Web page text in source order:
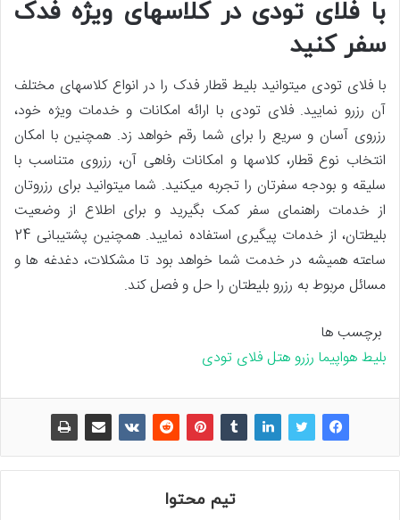
با فلای تودی در کلاسهای ویژه فدک
سفر کنید
با فلای تودی می‏توانید بلیط قطار فدک را در انواع کلاس‎های مختلف
آن رزرو نمایید. فلای تودی با ارائه امکانات و خدمات ویژه خود،
رزروی آسان و سریع را برای شما رقم خواهد زد. همچنین با امکان
انتخاب نوع قطار، کلاس‏ها و امکانات رفاهی آن، رزروی متناسب با
سلیقه و بودجه سفرتان را تجربه می‏کنید. شما می‏توانید برای رزروتان
از خدمات راهنمای سفر کمک بگیرید و برای اطلاع از وضعیت
بلیطتان، از خدمات پیگیری استفاده نمایید. همچنین پشتیبانی 24
ساعته همیشه در خدمت شما خواهد بود تا مشکلات، دغدغه ها و
مسائل مربوط به رزرو بلیطتان را حل ‎و فصل کند.
برچسب ها
بلیط هواپیما رزرو هتلفلای تودی
تیم محتوا